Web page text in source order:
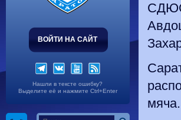
ВОЙТИ НА САЙТ
Нашли в тексте ошибку?
Выделите её и нажмите Ctrl+Enter
мяча.